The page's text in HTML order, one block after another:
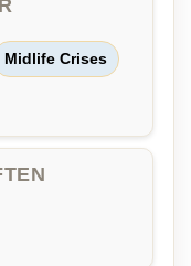
Midlife Crises